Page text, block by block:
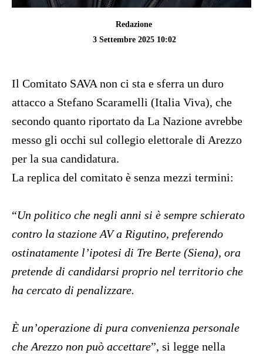
Redazione
3 Settembre 2025 10:02
Il Comitato SAVA non ci sta e sferra un duro
attacco a Stefano Scaramelli (Italia Viva), che
secondo quanto riportato da La Nazione avrebbe
messo gli occhi sul collegio elettorale di Arezzo
per la sua candidatura.
La replica del comitato è senza mezzi termini:
“Un politico che negli anni si è sempre schierato
contro la stazione AV a Rigutino, preferendo
ostinatamente l’ipotesi di Tre Berte (Siena), ora
pretende di candidarsi proprio nel territorio che
ha cercato di penalizzare.
È un’operazione di pura convenienza personale
che Arezzo non può accettare”, si legge nella